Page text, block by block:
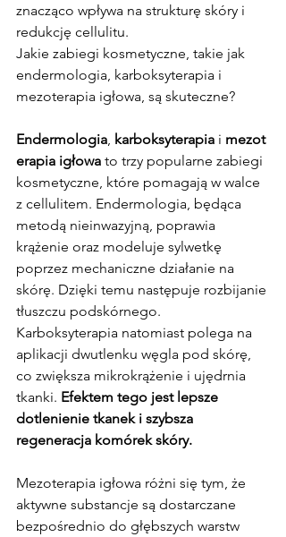
znacząco wpływa na strukturę skóry i
redukcję cellulitu.
Jakie zabiegi kosmetyczne, takie jak
endermologia, karboksyterapia i
mezoterapia igłowa, są skuteczne?
Endermologia, karboksyterapia i mezot
erapia igłowa to trzy popularne zabiegi
kosmetyczne, które pomagają w walce
z cellulitem. Endermologia, będąca
metodą nieinwazyjną, poprawia
krążenie oraz modeluje sylwetkę
poprzez mechaniczne działanie na
skórę. Dzięki temu następuje rozbijanie
tłuszczu podskórnego.
Karboksyterapia natomiast polega na
aplikacji dwutlenku węgla pod skórę,
co zwiększa mikrokrążenie i ujędrnia
tkanki. Efektem tego jest lepsze
dotlenienie tkanek i szybsza
regeneracja komórek skóry.
Mezoterapia igłowa różni się tym, że
aktywne substancje są dostarczane
bezpośrednio do głębszych warstw